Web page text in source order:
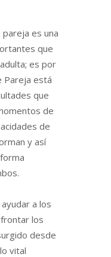
es una
que
es por
Pareja está
que
de
de
y así
a los
los
desde
vital